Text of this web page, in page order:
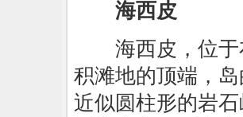
海西皮
海西皮，位于
积滩地的顶端，
近似圆柱形的岩